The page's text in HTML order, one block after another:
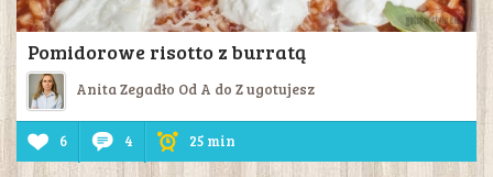
Pomidorowe risotto z burratą
Anita Zegadło Od A do Z ugotujesz
6 4 25 min